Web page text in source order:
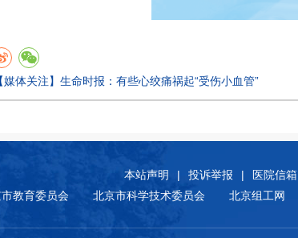
【媒体关注】生命时报：有些心绞痛祸起“受伤小血管”
本站声明 | 投诉举报 | 医院信箱
教育委员会 北京市科学技术委员会 北京组工网